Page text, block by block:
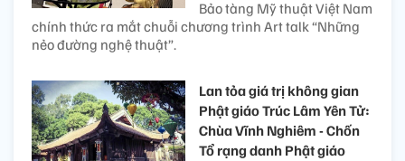
Bảo tàng Mỹ thuật Việt Nam
chính thức ra mắt chuỗi chương trình Art talk “Những
nẻo đường nghệ thuật”.
Lan tỏa giá trị không gian
Phật giáo Trúc Lâm Yên Tử:
Chùa Vĩnh Nghiêm - Chốn
Tổ rạng danh Phật giáo